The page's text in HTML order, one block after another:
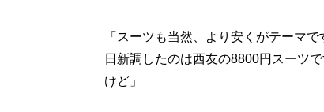
「スーツも当然、より安くがテーマ
日新調したのは西友の8800円スーツ
けど」